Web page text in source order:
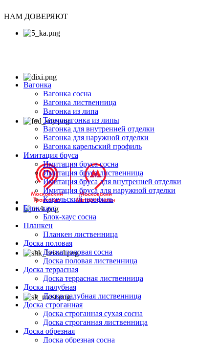
НАМ ДОВЕРЯЮТ
Вагонка
Вагонка сосна
Вагонка лиственница
Вагонка из липа
Термовагонка из липы
Вагонка для внутренней отделки
Вагонка для наружной отделки
Вагонка карельский профиль
Имитация бруса
Имитация бруса сосна
Имитация бруса лиственница
Имитация бруса для внутренней отделки
Имитация бруса для наружной отделки
Карельский профиль
Блок-хаус
Блок-хаус сосна
Планкен
Планкен лиственница
Доска половая
Доска половая сосна
Доска половая лиственница
Доска террасная
Доска террасная лиственница
Доска палубная
Доска палубная лиственница
Доска строганная
Доска строганная сухая сосна
Доска строганная лиственница
Доска обрезная
Доска обрезная сосна